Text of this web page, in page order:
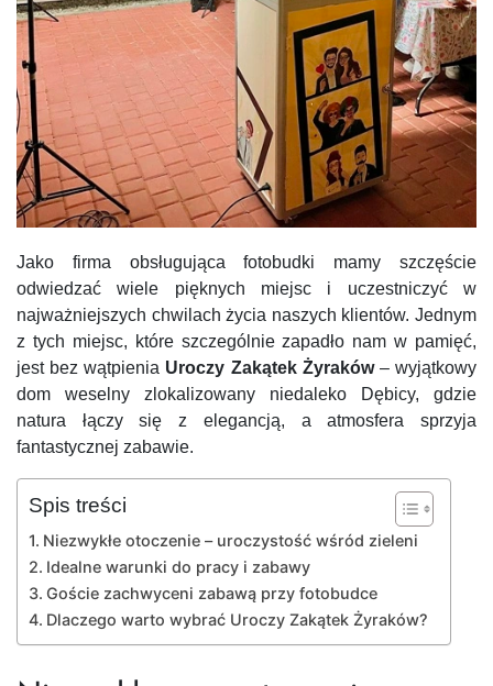
Jako firma obsługująca fotobudki mamy szczęście
odwiedzać wiele pięknych miejsc i uczestniczyć w
najważniejszych chwilach życia naszych klientów. Jednym
z tych miejsc, które szczególnie zapadło nam w pamięć,
jest bez wątpienia Uroczy Zakątek Żyraków– wyjątkowy
dom weselny zlokalizowany niedaleko Dębicy, gdzie
natura łączy się z elegancją, a atmosfera sprzyja
fantastycznej zabawie.
Spis treści
Niezwykłe otoczenie – uroczystość wśród zieleni
Idealne warunki do pracy i zabawy
Goście zachwyceni zabawą przy fotobudce
Dlaczego warto wybrać Uroczy Zakątek Żyraków?